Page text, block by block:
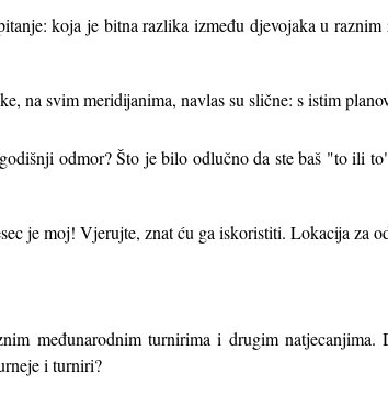
koja je bitna razlika između djevojaka u raznim
na svim meridijanima, navlas su slične: s istim
odmor? Što je bilo odlučno da ste baš "to ili
je moj! Vjerujte, znat ću ga iskoristiti. Lokacija za
međunarodnim turnirima i drugim natjecanjima.
i turniri?